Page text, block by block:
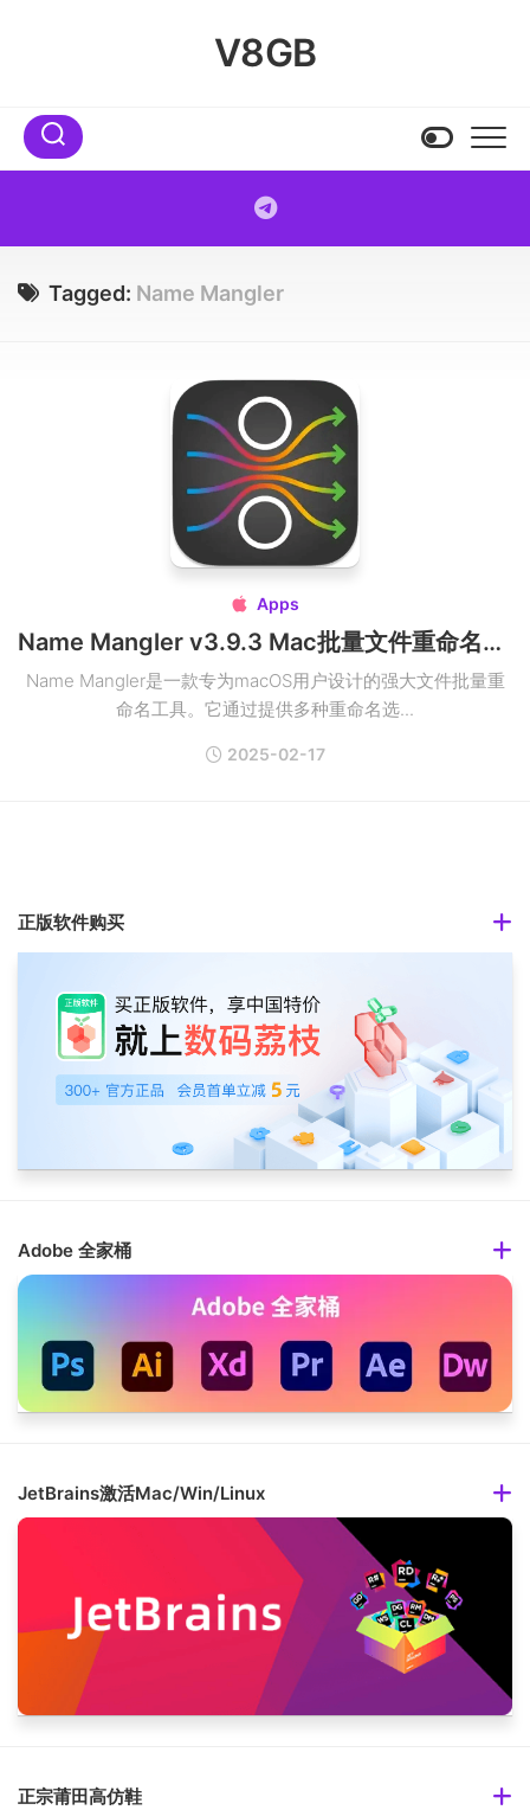
V8GB
Tagged: Name Mangler
 Apps
Name Mangler v3.9.3 Mac批量文件重命名工具破解版
Name Mangler是一款专为macOS用户设计的强大文件批量重
命名工具。它通过提供多种重命名选...
2025-02-17
正版软件购买
Adobe 全家桶
JetBrains激活Mac/Win/Linux
正宗莆田高仿鞋